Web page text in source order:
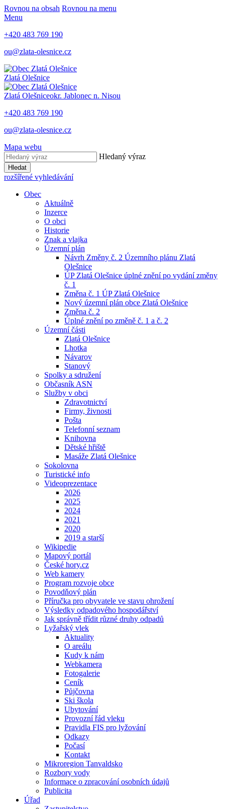
Rovnou na obsah Rovnou na menu
Menu
+420 483 769 190
ou@zlata-olesnice.cz
Zlatá Olešnice
Zlatá Olešniceokr. Jablonec n. Nisou
+420 483 769 190
ou@zlata-olesnice.cz
Mapa webu
Hledaný výraz
Hledat
rozšířené vyhledávání
Obec
Aktuálně
Inzerce
O obci
Historie
Znak a vlajka
Územní plán
Návrh Změny č. 2 Územního plánu Zlatá
Olešnice
ÚP Zlatá Olešnice úplné znění po vydání změny
č. 1
Změna č. 1 ÚP Zlatá Olešnice
Nový územní plán obce Zlatá Olešnice
Změna č. 2
Úplné znění po změně č. 1 a č. 2
Územní části
Zlatá Olešnice
Lhotka
Návarov
Stanový
Spolky a sdružení
Občasník ASN
Služby v obci
Zdravotnictví
Firmy, živnosti
Pošta
Telefonní seznam
Knihovna
Dětské hřiště
Masáže Zlatá Olešnice
Sokolovna
Turistické info
Videoprezentace
2026
2025
2024
2021
2020
2019 a starší
Wikipedie
Mapový portál
České hory.cz
Web kamery
Program rozvoje obce
Povodňový plán
Příručka pro obyvatele ve stavu ohrožení
Výsledky odpadového hospodářství
Jak správně třídit různé druhy odpadů
Lyžařský vlek
Aktuality
O areálu
Kudy k nám
Webkamera
Fotogalerie
Ceník
Půjčovna
Ski škola
Ubytování
Provozní řád vleku
Pravidla FIS pro lyžování
Odkazy
Počasí
Kontakt
Mikroregion Tanvaldsko
Rozbory vody
Informace o zpracování osobních údajů
Publicita
Úřad